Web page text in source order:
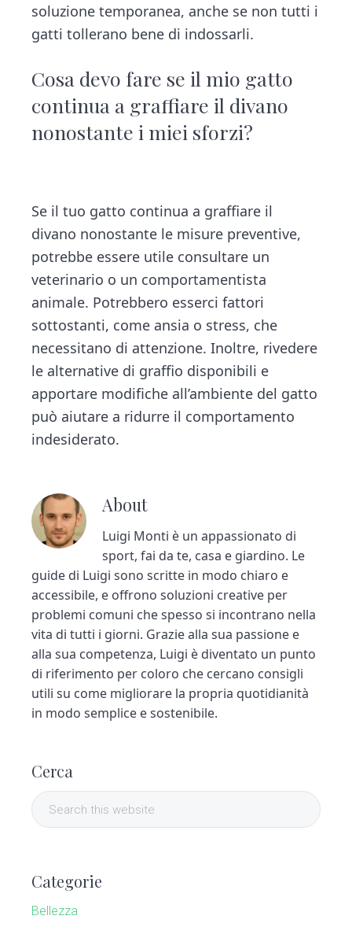
soluzione temporanea, anche se non tutti i
gatti tollerano bene di indossarli.
Cosa devo fare se il mio gatto
continua a graffiare il divano
nonostante i miei sforzi?
Se il tuo gatto continua a graffiare il
divano nonostante le misure preventive,
potrebbe essere utile consultare un
veterinario o un comportamentista
animale. Potrebbero esserci fattori
sottostanti, come ansia o stress, che
necessitano di attenzione. Inoltre, rivedere
le alternative di graffio disponibili e
apportare modifiche all’ambiente del gatto
può aiutare a ridurre il comportamento
indesiderato.
About
Luigi Monti è un appassionato di
sport, fai da te, casa e giardino. Le
guide di Luigi sono scritte in modo chiaro e
accessibile, e offrono soluzioni creative per
problemi comuni che spesso si incontrano nella
vita di tutti i giorni. Grazie alla sua passione e
alla sua competenza, Luigi è diventato un punto
di riferimento per coloro che cercano consigli
utili su come migliorare la propria quotidianità
in modo semplice e sostenibile.
a
Cerca
S
e
c
t
Categorie
Bellezza